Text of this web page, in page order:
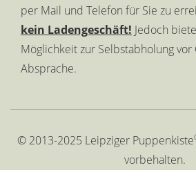
per Mail und Telefon für Sie zu
kein Ladengeschäft! Jedoch
Möglichkeit zur Selbstabholung vor
Absprache.
© 2013-2025 Leipziger Puppenkiste
vorbehalten.